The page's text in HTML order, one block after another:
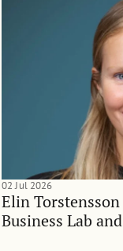
Elin Torstensson
Business Lab
02 Jul 2026